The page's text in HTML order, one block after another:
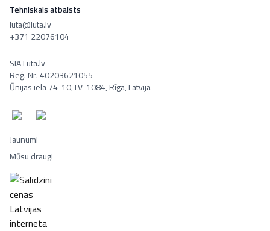
Tehniskais atbalsts
luta@luta.lv
+371 22076104
SIA Luta.lv
Reģ. Nr. 40203621055
Ūnijas iela 74-10, LV-1084, Rīga, Latvija
Jaunumi
Mūsu draugi